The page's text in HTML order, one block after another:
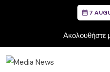
7
Ακολουθήστε